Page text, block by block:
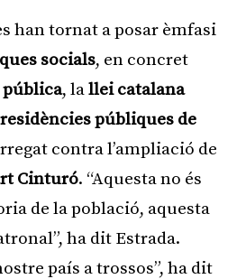
han tornat a posar èmfasi
socials, en concret
pública, lallei catalana
residències públiques de
contra l’ampliació de
Cinturó. “Aquesta no és
de la població, aquesta
ha dit Estrada.
país a trossos”, ha dit